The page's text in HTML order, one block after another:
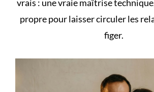
vrais : une vraie maîtrise
propre pour laisser circuler les
figer.